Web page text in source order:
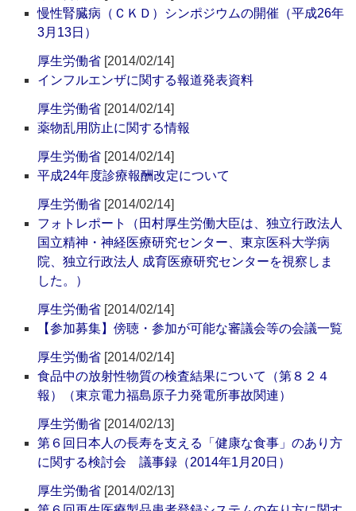
慢性腎臓病（ＣＫＤ）シンポジウムの開催（平成26年
3月13日）
厚生労働省 [2014/02/14]
インフルエンザに関する報道発表資料
厚生労働省 [2014/02/14]
薬物乱用防止に関する情報
厚生労働省 [2014/02/14]
平成24年度診療報酬改定について
厚生労働省 [2014/02/14]
フォトレポート（田村厚生労働大臣は、独立行政法人
国立精神・神経医療研究センター、東京医科大学病
院、独立行政法人 成育医療研究センターを視察しま
した。）
厚生労働省 [2014/02/14]
【参加募集】傍聴・参加が可能な審議会等の会議一覧
厚生労働省 [2014/02/14]
食品中の放射性物質の検査結果について（第８２４
報）（東京電力福島原子力発電所事故関連）
厚生労働省 [2014/02/13]
第６回日本人の長寿を支える「健康な食事」のあり方
に関する検討会 議事録（2014年1月20日）
厚生労働省 [2014/02/13]